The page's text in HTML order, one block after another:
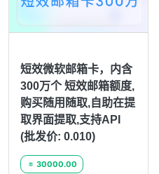
短效微软邮箱卡，内含
300万个 短效邮箱额度,
购买随用随取,自助在提
取界面提取,支持API
(批发价: 0.010)
 30000.00